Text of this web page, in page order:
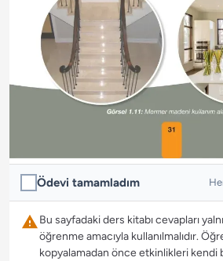
Ödevi tamamladım
Bu sayfadaki ders kitabı cevapları
öğrenme amacıyla kullanılmalıdır.
kopyalamadan önce etkinlikleri kendi